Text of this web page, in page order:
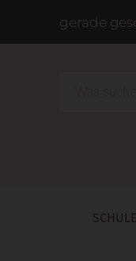
gerade
SCHULE